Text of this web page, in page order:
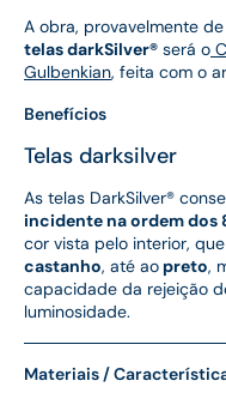
A obra, provavelmente
telas darkSilver® será o
Gulbenkian, feita com o
Benefícios
Telas darksilver
As telas DarkSilver®
incidente na ordem dos
cor vista pelo interior,
castanho, até ao preto,
capacidade da rejeição
luminosidade.
Materiais /